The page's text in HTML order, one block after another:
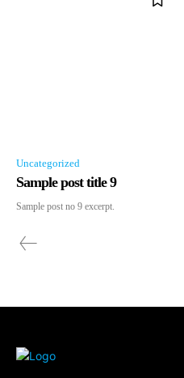
Uncategorized
Sample post title 9
Sample post no 9 excerpt.